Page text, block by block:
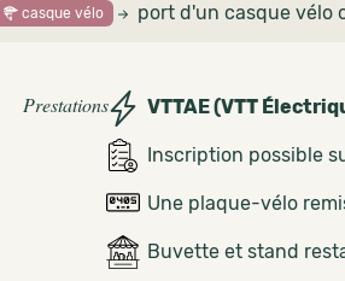
casque vélo port d'un casque vélo
Prestations VTTAE (VTT
Inscription possible
Une plaque-vélo
Buvette et stand